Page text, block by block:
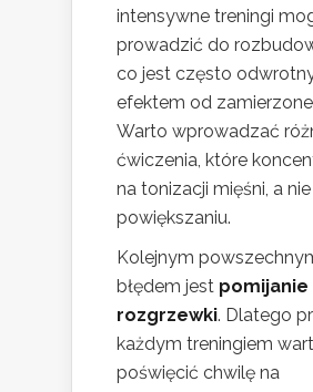
intensywne treningi
prowadzić do
co jest często
efektem od
Warto wprowadzać
ćwiczenia, które
na tonizacji mięśni, a
powiększaniu.
Kolejnym
błędem jest pomijanie
rozgrzewki. Dlatego
każdym treningiem
poświęcić chwilę na